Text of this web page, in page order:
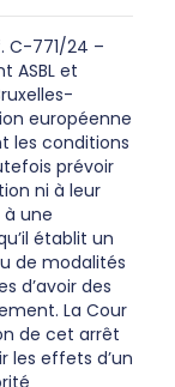
C-771/24 –
ASBL et
européenne
les conditions
prévoir
ni à leur
une
établit un
de modalités
d’avoir des
La Cour
de cet arrêt
les effets d’un